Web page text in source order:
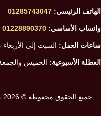
الهاتف الرئيسي: 01285743047
واتساب الأساسي: 01228890370
ساعات العمل: السبت إلى الأربعاء من 12:00 م إلى
العطلة الأسبوعية: الخميس
جميع الحقوق محفوظة © 2026 مكتب عبدالعزيز حسين عمار للمحاماة